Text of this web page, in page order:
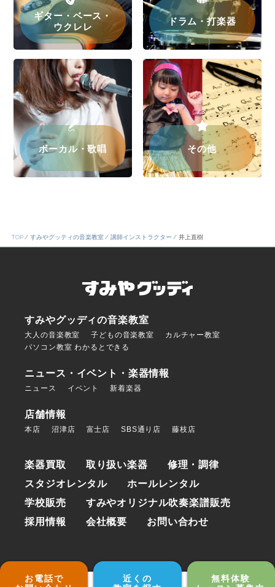
ギター・ベース・
ウクレレ
ドラム・打楽器
ボーカル・歌唱 その他
TOP すみやグッティの音楽教室 講師インストラクター 井上直樹
すみやグッディの音楽教室
大人の音楽教室 子どもの音楽教室
カルチャー教室
パソコン教室 わかるとできる
ニュース・イベント・楽器情報
ニュース イベント 新着楽器
店舗情報
本店 沼津店 富士店 SBS通り店 藤枝店
楽器買取 取り扱い楽器
修理・調律
スタジオレンタル
ホールレンタル
学校販売
すみやオリジナル吹奏楽譜販売
採用情報
会社概要 お問い合わせ
©Sumiya Goody
お電話で
近くの
無料体験